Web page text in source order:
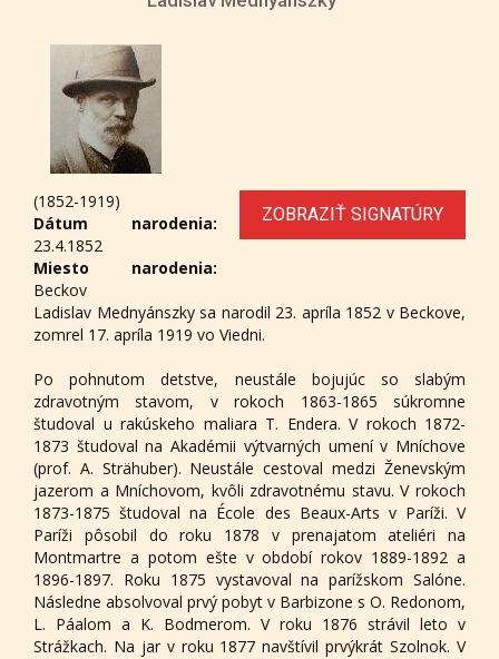
ZOBRAZIŤ SIGNATÚRY
(1852-1919)
Dátum narodenia:
23.4.1852
Miesto narodenia:
Beckov
Ladislav Mednyánszky sa narodil 23. apríla 1852 v Beckove,
zomrel 17. apríla 1919 vo Viedni.
Po pohnutom detstve, neustále bojujúc so slabým
zdravotným stavom, v rokoch 1863-1865 súkromne
študoval u rakúskeho maliara T. Endera. V rokoch 1872-
1873 študoval na Akadémii výtvarných umení v Mníchove
(prof. A. Strähuber). Neustále cestoval medzi Ženevským
jazerom a Mníchovom, kvôli zdravotnému stavu. V rokoch
1873-1875 študoval na École des Beaux-Arts v Paríži. V
Paríži pôsobil do roku 1878 v prenajatom ateliéri na
Montmartre a potom ešte v období rokov 1889-1892 a
1896-1897. Roku 1875 vystavoval na parížskom Salóne.
Následne absolvoval prvý pobyt v Barbizone s O. Redonom,
L. Páalom a K. Bodmerom. V roku 1876 strávil leto v
Strážkach. Na jar v roku 1877 navštívil prvýkrát Szolnok. V